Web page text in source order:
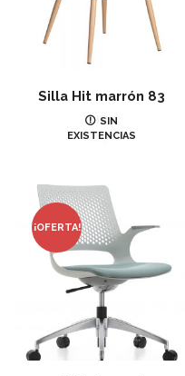
Silla Hit marrón 83
IR
€129.00
SIN
EXISTENCIAS
¡OFERTA!